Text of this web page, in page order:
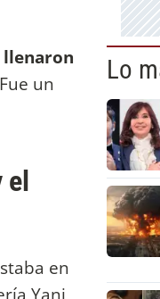
Fue un
en
Lo